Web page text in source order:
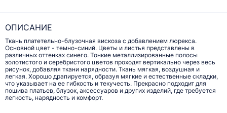
ОПИСАНИЕ
Ткань платетельно-блузочная вискоза с добавлением люрекса.
Основной цвет - темно-синий. Цветы и листья представлены в
различных оттенках синего. Тонкие металлизированные полосы
золотистого и серебристого цветов проходят вертикально через весь
рисунок, добавляя ткани нарядности. Ткань мягкая, воздушная и
легкая. Хорошо драпируется, образуя мягкие и естественные складки,
что указывает на ее гибкость и текучесть. Прекрасно подходит для
пошива платьев, блузок, аксессуаров и других изделий, где требуется
легкость, нарядность и комфорт.